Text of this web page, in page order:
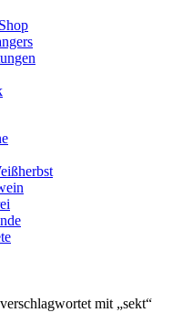
mit „sekt“